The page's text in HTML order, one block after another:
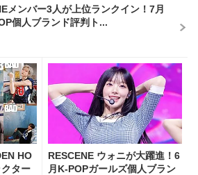
メンバー3人が上位ランクイン！7月
個人ブランド評判ト...
HO
ター
RESCENE ウォニが大躍進！6
月K-POPガールズ個人ブラン